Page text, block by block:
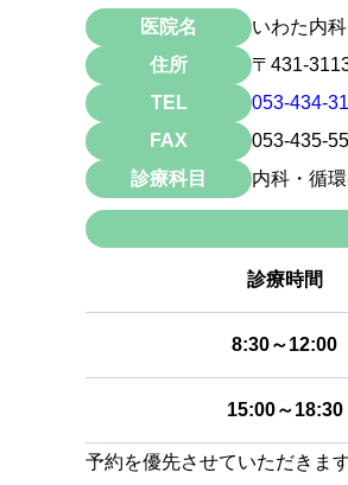
医院名
いわた内科
住所
〒431-
TEL
053-434-
FAX
053-435-
診療科目
内科・循
診療時間
8:30～12:00
15:00～18:30
予約を優先させていただきま